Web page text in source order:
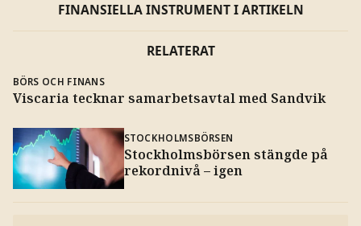
FINANSIELLA INSTRUMENT I ARTIKELN
RELATERAT
BÖRS OCH FINANS
Viscaria tecknar samarbetsavtal med Sandvik
STOCKHOLMSBÖRSEN
Stockholmsbörsen stängde på
rekordnivå – igen